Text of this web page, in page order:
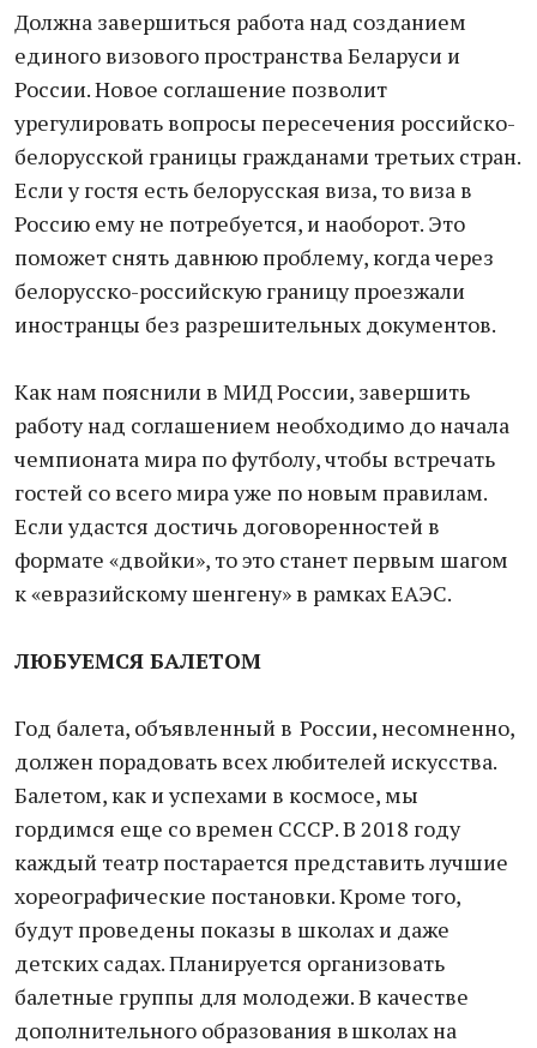
Должна завершиться работа над созданием
единого визового пространства Беларуси и
России. Новое соглашение позволит
урегулировать вопросы пересечения российско-
белорусской границы гражданами третьих стран.
Если у гостя есть белорусская виза, то виза в
Россию ему не потребуется, и наоборот. Это
поможет снять давнюю проблему, когда через
белорусско-российскую границу проезжали
иностранцы без разрешительных документов.
Как нам пояснили в МИД России, завершить
работу над соглашением необходимо до начала
чемпионата мира по футболу, чтобы встречать
гостей со всего мира уже по новым правилам.
Если удастся достичь договоренностей в
формате «двойки», то это станет первым шагом
к «евразийскому шенгену» в рамках ЕАЭС.
ЛЮБУЕМСЯ БАЛЕТОМ
Год балета, объявленный в России, несомненно,
должен порадовать всех любителей искусства.
Балетом, как и успехами в космосе, мы
гордимся еще со времен СССР. В 2018 году
каждый театр постарается представить лучшие
хореографические постановки. Кроме того,
будут проведены показы в школах и даже
детских садах. Планируется организовать
балетные группы для молодежи. В качестве
дополнительного образования в школах на